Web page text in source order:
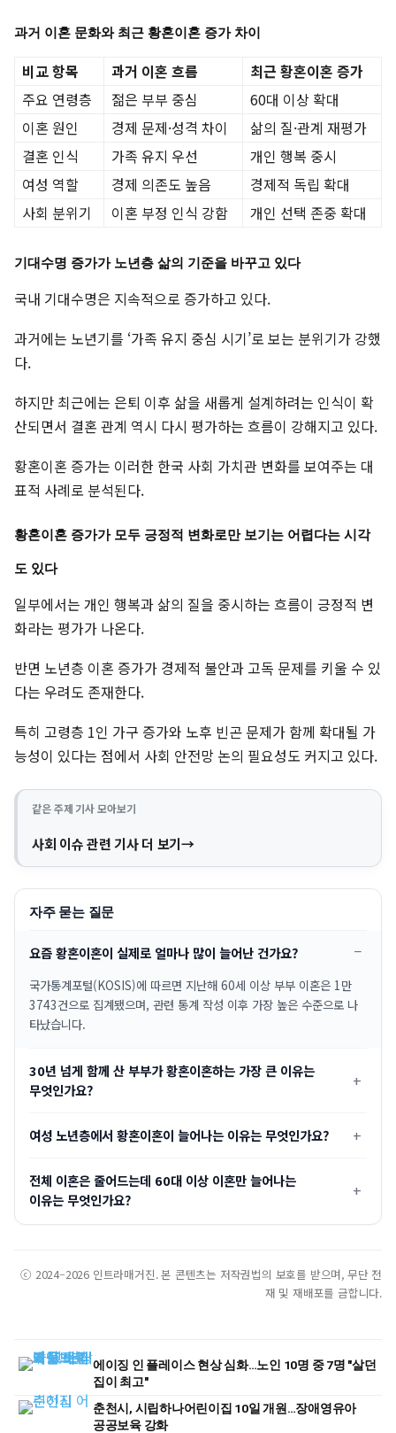
과거 이혼 문화와 최근 황혼이혼 증가 차이
비교 항목 과거 이혼 흐름
최근 황혼이혼 증가
주요 연령층
젊은 부부 중심
60대 이상 확대
이혼 원인
경제 문제·성격 차이
삶의 질·관계 재평가
결혼 인식
가족 유지 우선
개인 행복 중시
여성 역할
경제 의존도 높음
경제적 독립 확대
사회 분위기
이혼 부정 인식 강함 개인 선택 존중 확대
기대수명 증가가 노년층 삶의 기준을 바꾸고 있다
국내 기대수명은 지속적으로 증가하고 있다.
과거에는 노년기를 ‘가족 유지 중심 시기’로 보는 분위기가 강했
다.
하지만 최근에는 은퇴 이후 삶을 새롭게 설계하려는 인식이 확
산되면서 결혼 관계 역시 다시 평가하는 흐름이 강해지고 있다.
황혼이혼 증가는 이러한 한국 사회 가치관 변화를 보여주는 대
표적 사례로 분석된다.
황혼이혼 증가가 모두 긍정적 변화로만 보기는 어렵다는 시각
도 있다
일부에서는 개인 행복과 삶의 질을 중시하는 흐름이 긍정적 변
화라는 평가가 나온다.
반면 노년층 이혼 증가가 경제적 불안과 고독 문제를 키울 수 있
다는 우려도 존재한다.
특히 고령층 1인 가구 증가와 노후 빈곤 문제가 함께 확대될 가
능성이 있다는 점에서 사회 안전망 논의 필요성도 커지고 있다.
같은 주제 기사 모아보기
사회 이슈 관련 기사 더 보기
자주 묻는 질문
요즘 황혼이혼이 실제로 얼마나 많이 늘어난 건가요?
국가통계포털(KOSIS)에 따르면 지난해 60세 이상 부부 이혼은 1만
3743건으로 집계됐으며, 관련 통계 작성 이후 가장 높은 수준으로 나
타났습니다.
30년 넘게 함께 산 부부가 황혼이혼하는 가장 큰 이유는
무엇인가요?
여성 노년층에서 황혼이혼이 늘어나는 이유는 무엇인가요?
전체 이혼은 줄어드는데 60대 이상 이혼만 늘어나는
이유는 무엇인가요?
ⓒ 2024–2026 인트라매거진. 본 콘텐츠는 저작권법의 보호를 받으며, 무단 전
재 및 재배포를 금합니다.
에이징 인 플레이스 현상 심화…노인 10명 중 7명 "살던
집이 최고"
춘천시, 시립하나어린이집 10일 개원…장애영유아
공공보육 강화